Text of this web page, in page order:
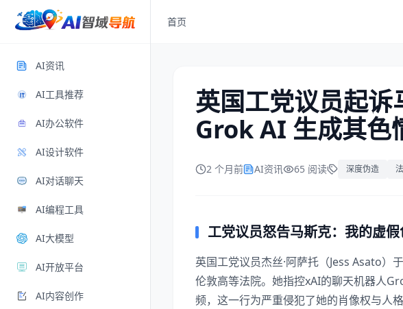
AI资讯
AI工具推荐
AI办公软件
AI设计软件
AI对话聊天
AI编程工具
AI大模型
AI开放平台
AI内容创作
首页
英国工党议员起诉
Grok AI 生成其色
2 个月前 AI资讯 65 阅读 深度伪造
工党议员怒告马斯克：我的虚
英国工党议员杰丝·阿萨托（Jess Asato）
伦敦高等法院。她指控xAI的聊天机器人
频，这一行为严重侵犯了她的肖像权与人